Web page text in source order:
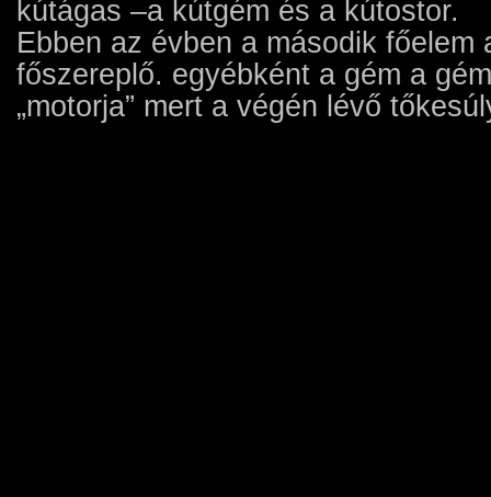
kútágas –a kútgém és a kútostor.
Ebben az évben a második főelem
főszereplő. egyébként a gém a
„motorja” mert a végén lévő